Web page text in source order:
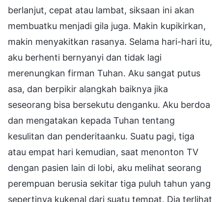
berlanjut, cepat atau lambat, siksaan ini akan
membuatku menjadi gila juga. Makin kupikirkan,
makin menyakitkan rasanya. Selama hari-hari itu,
aku berhenti bernyanyi dan tidak lagi
merenungkan firman Tuhan. Aku sangat putus
asa, dan berpikir alangkah baiknya jika
seseorang bisa bersekutu denganku. Aku berdoa
dan mengatakan kepada Tuhan tentang
kesulitan dan penderitaanku. Suatu pagi, tiga
atau empat hari kemudian, saat menonton TV
dengan pasien lain di lobi, aku melihat seorang
perempuan berusia sekitar tiga puluh tahun yang
sepertinya kukenal dari suatu tempat. Dia terlihat